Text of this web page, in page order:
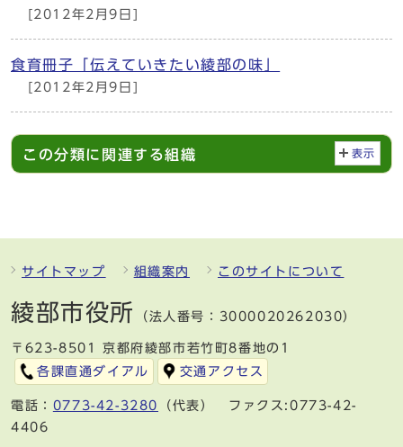
[2012年2月9日]
食育冊子「伝えていきたい綾部の味」
[2012年2月9日]
この分類に関連する組織 表示
サイトマップ 組織案内 このサイトについて
綾部市役所 （法人番号：3000020262030）
〒623-8501 京都府綾部市若竹町8番地の1
各課直通ダイアル
交通アクセス
電話： 0773-42-3280
（代表） ファクス:0773-42-
4406